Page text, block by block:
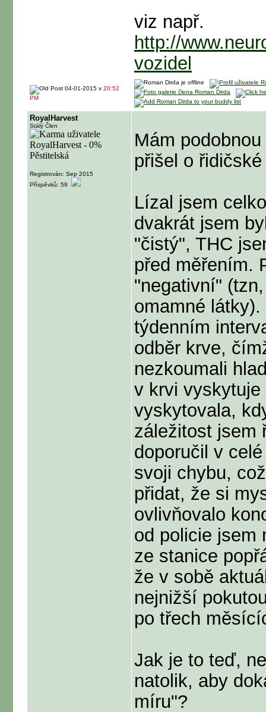
viz např.
http://
vozidel
04-01-2015 v 20:52
PM
RoyalHarvest
Stálý Člen
Registrován: Sep 2015
Příspěvků: 59
Mám
přišel o
Lízal jsem
dvakrát jsem
"čistý", THC
před měřením.
"negativní"
omamné
týdenním
odběr krve,
nezkoumali
v krvi vyskytuje
vyskytovala,
záležitost jsem
doporučil v
svoji chybu,
přidat, že si
ovlivňovalo
od policie jsem
ze stanice
že v sobě
nejnižší
po třech
Jak je to teď,
natolik, aby
míru"?